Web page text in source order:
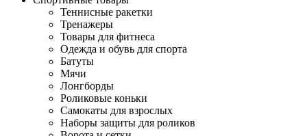
Теннисные ракетки
Тренажеры
Товары для фитнеса
Одежда и обувь для спорта
Батуты
Мячи
Лонгборды
Роликовые коньки
Самокаты для взрослых
Наборы защиты для роликов